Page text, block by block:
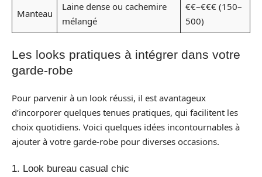
Manteau
Laine dense ou cachemire
mélangé
€€–€€€ (150–
500)
Les looks pratiques à intégrer dans votre
garde-robe
Pour parvenir à un look réussi, il est avantageux
d’incorporer quelques tenues pratiques, qui facilitent les
choix quotidiens. Voici quelques idées incontournables à
ajouter à votre garde-robe pour diverses occasions.
1. Look bureau casual chic